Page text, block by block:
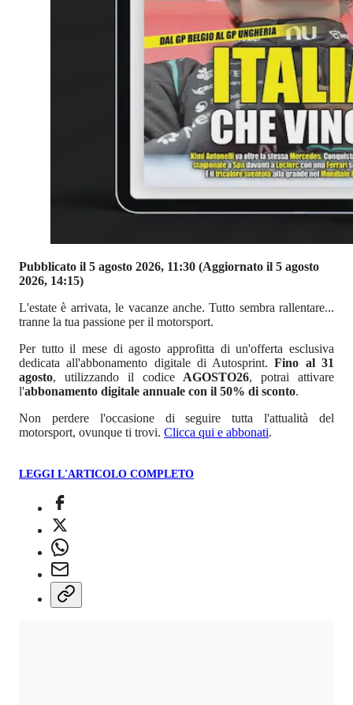
Pubblicato il 5 agosto 2026, 11:30 (Aggiornato il 5 agosto
2026, 14:15)
L'estate è arrivata, le vacanze anche. Tutto sembra rallentare...
tranne la tua passione per il motorsport.
Per tutto il mese di agosto approfitta di un'offerta esclusiva
dedicata all'abbonamento digitale di Autosprint.Fino al 31
agosto, utilizzando il codice AGOSTO26, potrai attivare
l'abbonamento digitale annuale con il 50% di sconto.
Non perdere l'occasione di seguire tutta l'attualità del
motorsport, ovunque ti trovi. Clicca qui e abbonati.
LEGGI L'ARTICOLO COMPLETO